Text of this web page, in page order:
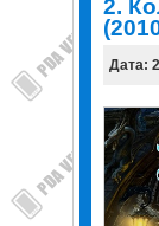
2.
Дата: